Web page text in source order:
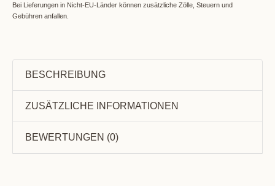
Bei Lieferungen in Nicht-EU-Länder können zusätzliche Zölle, Steuern und
Gebühren anfallen.
BESCHREIBUNG
ZUSÄTZLICHE INFORMATIONEN
BEWERTUNGEN (0)